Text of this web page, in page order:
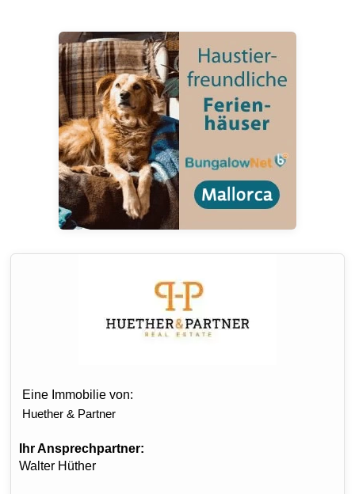
Eine Immobilie von:
Huether & Partner
Ihr Ansprechpartner:
Walter Hüther